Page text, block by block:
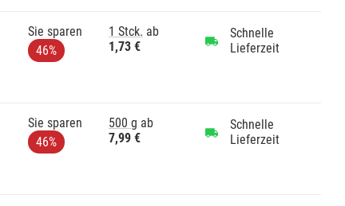
Sie sparen
46%
1 Stck. ab
1,73 €
Schnelle
Lieferzeit
Sie sparen
46%
500 g ab
7,99 €
Schnelle
Lieferzeit